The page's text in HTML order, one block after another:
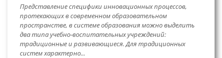
Представление специфики инновационных процессов,
протекающих в современном образовательном
пространстве, в системе образования можно выделить
два типа учебно-воспитательных учреждений:
традиционные и развивающиеся. Для традиционных
систем характерно...